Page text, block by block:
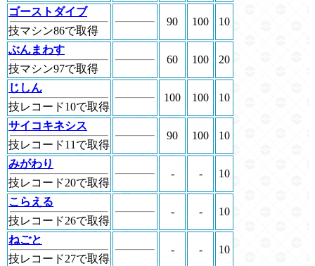
ゴーストダイブ
技マシン86で取得
90 100 10
ぶんまわす
技マシン97で取得
60 100 20
じしん
技レコード10で取得
100 100 10
サイコキネシス
技レコード11で取得
90 100 10
みがわり
技レコード20で取得
- - 10
こらえる
技レコード26で取得
- - 10
ねごと
技レコード27で取得
- - 10